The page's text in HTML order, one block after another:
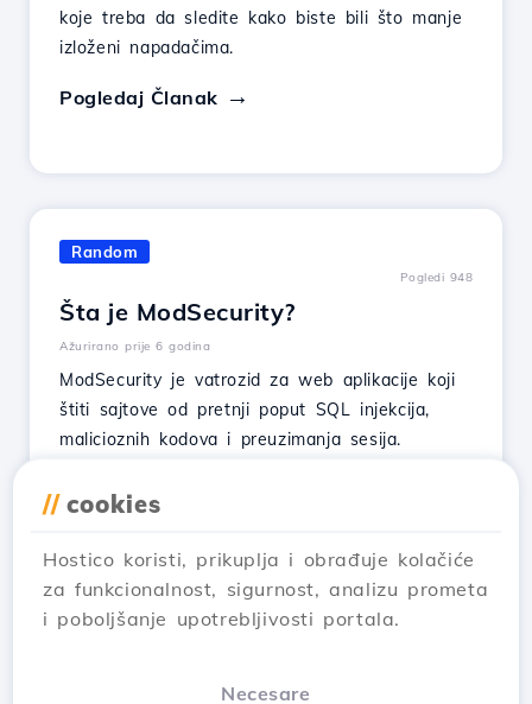
koje treba da sledite kako biste bili što manje
izloženi napadačima.
Pogledaj Članak
Random
Pogledi 948
Šta je ModSecurity?
Ažurirano prije 6 godina
ModSecurity je vatrozid za web aplikacije koji
štiti sajtove od pretnji poput SQL injekcija,
malicioznih kodova i preuzimanja sesija.
Pogledaj Članak
// cookies
Hostico koristi, prikuplja i obrađuje kolačiće
za funkcionalnost, sigurnost, analizu prometa
i poboljšanje upotrebljivosti portala.
Necesare